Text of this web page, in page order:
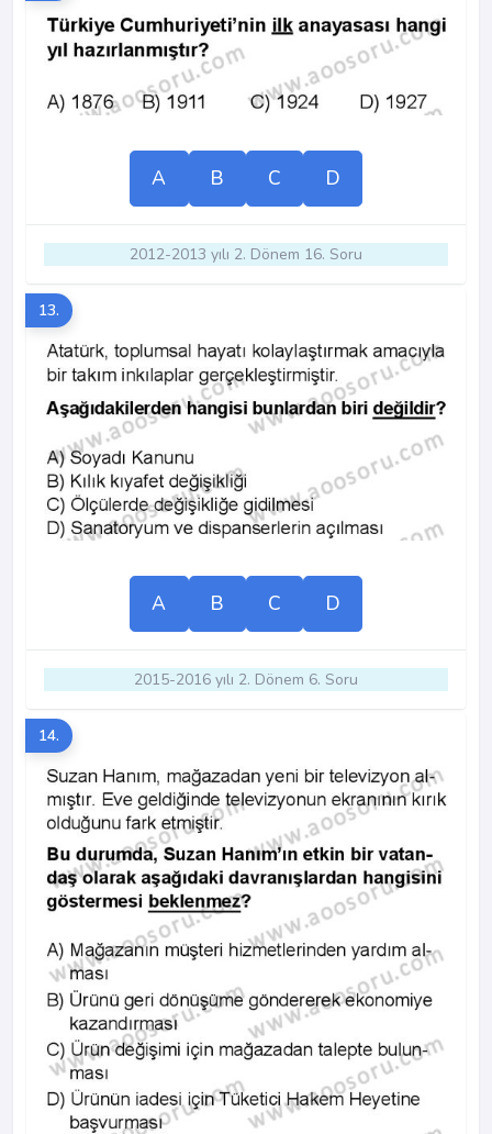
A B C D
2012-2013 yılı 2. Dönem 16. Soru
13.
A B C D
2015-2016 yılı 2. Dönem 6. Soru
14.